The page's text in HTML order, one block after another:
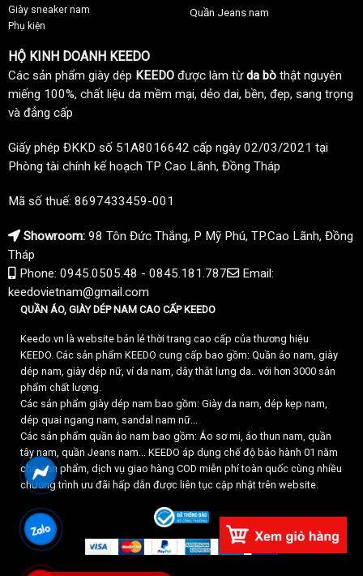
Giày sneaker nam
Phụ kiện
Quần Jeans nam
HỘ KINH DOANH KEEDO
Các sản phẩm giày dép KEEDO được làm từda bò thật nguyên
miếng 100%, chất liệu da mềm mại, dẻo dai, bền, đẹp, sang trọng
và đẳng cấp
Giấy phép ĐKKD số 51A8016642 cấp ngày 02/03/2021 tại
Phòng tài chính kế hoạch TP Cao Lãnh, Đồng Tháp
Mã số thuế: 8697433459-001
Showroom: 98 Tôn Đức Thắng, P Mỹ Phú, TP.Cao Lãnh, Đồng
Tháp
Phone: 0945.0505.48 - 0845.181.787
Email:
keedovietnam@gmail.com
QUẦN ÁO, GIÀY DÉP NAM CAO CẤP KEEDO
Keedo.vn là website bán lẻ thời trang cao cấp của thương hiệu
KEEDO. Các sản phẩm KEEDO cung cấp bao gồm: Quần áo nam, giày
dép nam, giày dép nữ, ví da nam, dây thắt lưng da.. với hơn 3000 sản
phẩm chất lượng.
Các sản phẩm giày dép nam bao gồm: Giày da nam, dép kẹp nam,
dép quai ngang nam, sandal nam nữ...
Các sản phẩm quần áo nam bao gồm: Áo sơ mi, áo thun nam, quần
tây nam, quần Jeans nam... KEEDO áp dụng chế độ bảo hành 01 năm
cho sản phẩm, dịch vụ giao hàng COD miễn phí toàn quốc cùng nhiều
chương trình ưu đãi hấp dẫn được liên tục cập nhật trên website.